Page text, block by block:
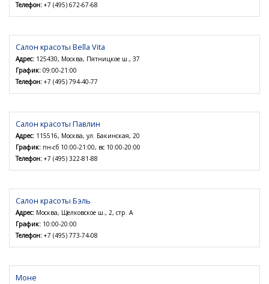
Телефон: +7 (495) 672-67-68
Салон красоты Bella Vita
Адрес: 125430, Москва, Пятницкое ш., 37
График: 09:00-21:00
Телефон: +7 (495) 794-40-77
Салон красоты Павлин
Адрес: 115516, Москва, ул. Бакинская, 20
График: пн-сб 10:00-21:00, вс 10:00-20:00
Телефон: +7 (495) 322-81-88
Салон красоты Бэль
Адрес: Москва, Щелковское ш., 2, стр. A
График: 10:00-20:00
Телефон: +7 (495) 773-74-08
Моне